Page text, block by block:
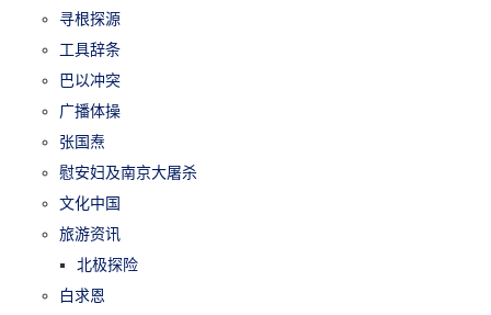
寻根探源
工具辞条
巴以冲突
广播体操
张国焘
慰安妇及南京大屠杀
文化中国
旅游资讯
北极探险
白求恩